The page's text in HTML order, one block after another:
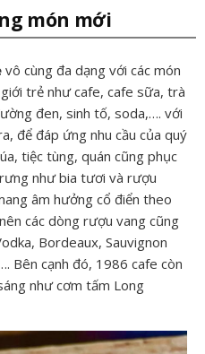
món mới
vô cùng đa dạng với các món
trẻ như cafe, cafe sữa, trà
đen, sinh tố, soda,…. với
để đáp ứng nhu cầu của quý
tiệc tùng, quán cũng phục
như bia tươi và rượu
âm hưởng cổ điển theo
các dòng rượu vang cũng
Bordeaux, Sauvignon
Bên cạnh đó, 1986 cafe còn
như cơm tấm Long